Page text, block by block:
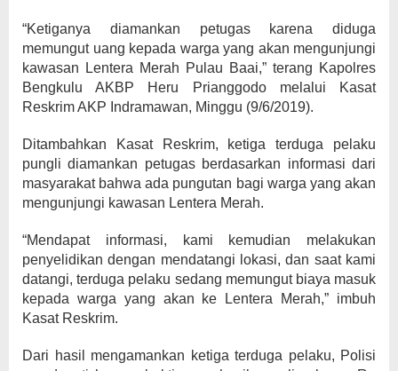
“Ketiganya diamankan petugas karena diduga
memungut uang kepada warga yang akan mengunjungi
kawasan Lentera Merah Pulau Baai,” terang Kapolres
Bengkulu AKBP Heru Prianggodo melalui Kasat
Reskrim AKP Indramawan, Minggu (9/6/2019).
Ditambahkan Kasat Reskrim, ketiga terduga pelaku
pungli diamankan petugas berdasarkan informasi dari
masyarakat bahwa ada pungutan bagi warga yang akan
mengunjungi kawasan Lentera Merah.
“Mendapat informasi, kami kemudian melakukan
penyelidikan dengan mendatangi lokasi, dan saat kami
datangi, terduga pelaku sedang memungut biaya masuk
kepada warga yang akan ke Lentera Merah,” imbuh
Kasat Reskrim.
Dari hasil mengamankan ketiga terduga pelaku, Polisi